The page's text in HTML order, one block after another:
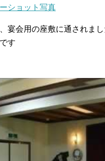
宴会用の座敷に通されま
す